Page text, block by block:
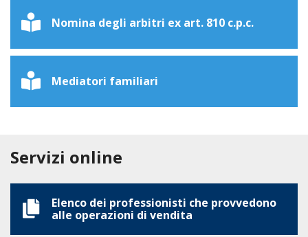
Nomina degli arbitri ex art. 810 c.p.c.
Mediatori familiari
Servizi online
Elenco dei professionisti che provvedono
alle operazioni di vendita